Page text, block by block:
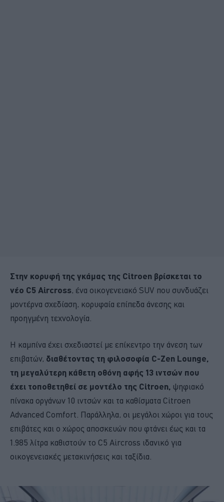
Στην κορυφή της γκάμας της Citroen βρίσκεται το
νέο C5 Aircross, ένα οικογενειακό SUV που συνδυάζει
μοντέρνα σχεδίαση, κορυφαία επίπεδα άνεσης και
προηγμένη τεχνολογία.
Η καμπίνα έχει σχεδιαστεί με επίκεντρο την άνεση των
επιβατών, διαθέτοντας τη φιλοσοφία C-Zen Lounge,
τη μεγαλύτερη κάθετη οθόνη αφής 13 ιντσών που
έχει τοποθετηθεί σε μοντέλο της Citroen, ψηφιακό
πίνακα οργάνων 10 ιντσών και τα καθίσματα Citroen
Advanced Comfort. Παράλληλα, οι μεγάλοι χώροι για τους
επιβάτες και ο χώρος αποσκευών που φτάνει έως και τα
1.985 λίτρα καθιστούν το C5 Aircross ιδανικό για
οικογενειακές μετακινήσεις και ταξίδια.